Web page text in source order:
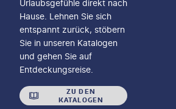
Urlaubsgefühle direkt nach
Hause. Lehnen Sie sich
entspannt zurück, stöbern
Sie in unseren Katalogen
und gehen Sie auf
Entdeckungsreise.
ZU DEN
KATALOGEN